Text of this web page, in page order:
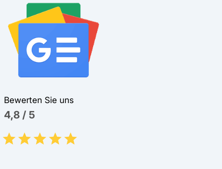
Bewerten Sie uns
4,8 / 5